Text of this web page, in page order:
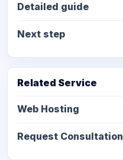
Detailed guide
Next step
Related Service
Web Hosting
Request Consultation